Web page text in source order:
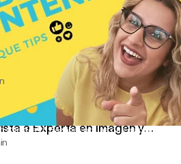
Clientes? 5 Razones por las que esto puede
Videos y No Morir en el
saber para crear tu
a Experta en Imagen y